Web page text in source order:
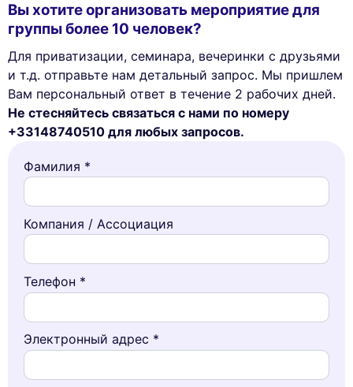
Вы хотите организовать мероприятие для
группы более 10 человек?
Для приватизации, семинара, вечеринки с друзьями
и т.д. отправьте нам детальный запрос. Мы пришлем
Вам персональный ответ в течение 2 рабочих дней.
Не стесняйтесь связаться с нами по номеру
+33148740510 для любых запросов.
Фамилия *
Компания / Ассоциация
Телефон *
Электронный адрес *